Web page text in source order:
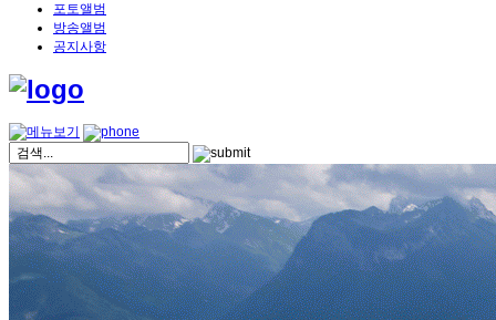
포토앨범
방송앨범
공지사항